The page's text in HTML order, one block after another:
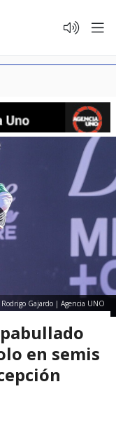
Rodrigo Gajardo | Agencia UNO
en semis